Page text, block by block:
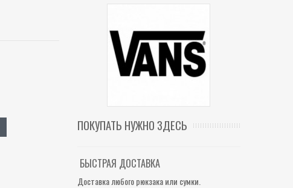
ПОКУПАТЬ НУЖНО ЗДЕСЬ
БЫСТРАЯ ДОСТАВКА
Доставка любого рюкзака или сумки.